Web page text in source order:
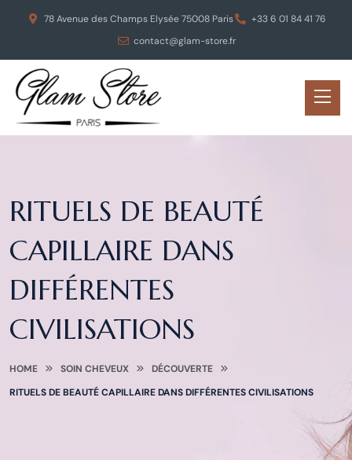
78 Avenue des Champs Elysée 75008 Paris
+33 6 01 84 41 76
contact@glam-store.fr
RITUELS DE BEAUTÉ
CAPILLAIRE DANS
DIFFÉRENTES
CIVILISATIONS
HOME SOIN CHEVEUX
DÉCOUVERTE
RITUELS DE BEAUTÉ CAPILLAIRE DANS DIFFÉRENTES CIVILISATIONS